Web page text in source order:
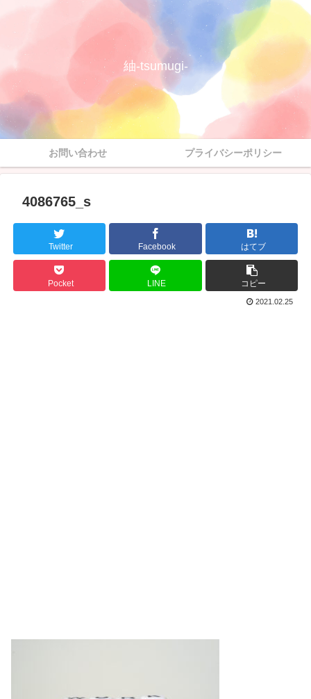
紬-tsumugi-
お問い合わせ プライバシーポリシー
4086765_s
Twitter Facebook はてブ
Pocket LINE コピー
2021.02.25